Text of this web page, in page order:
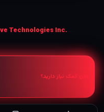
Technologies Inc.
الان کمک نیاز دارید؟